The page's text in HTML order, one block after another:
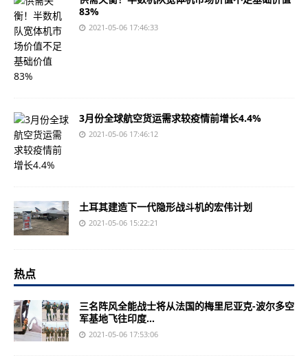
83%
2021-05-06 17:46:33
3月份全球航空货运需求较疫情前增长4.4%
2021-05-06 17:46:12
土耳其建造下一代隐形战斗机的宏伟计划
2021-05-06 15:22:21
热点
三名阵风全能战士将从法国的梅里尼亚克-波尔多空
军基地飞往印度...
2021-05-06 17:53:06